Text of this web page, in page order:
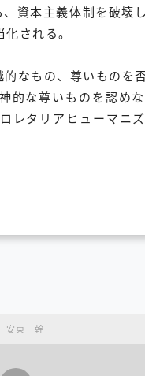
資本主義体制を破壊
される。
なもの、尊いものを
的な尊いものを認め
レタリアヒューマニ
安東 幹